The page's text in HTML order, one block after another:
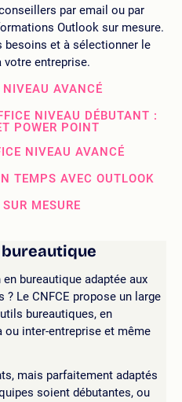
par email ou par
Outlook sur mesure.
besoins et à sélectionner le
votre entreprise.
AVANCÉ
NIVEAU DÉBUTANT :
POWER POINT
NIVEAU AVANCÉ
TEMPS AVEC OUTLOOK
MESURE
bureautique adaptée aux
Le CNFCE propose un large
bureautiques, en
ou inter-entreprise et même
mais parfaitement adaptés
soient débutantes, ou